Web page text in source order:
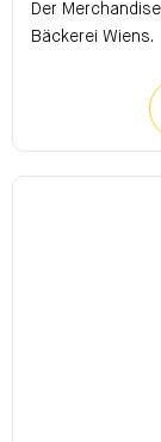
Der
Bäckerei Wiens.